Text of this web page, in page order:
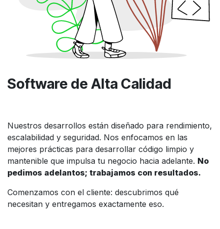
Software de Alta Calidad
Nuestros desarrollos están diseñado para rendimiento,
escalabilidad y seguridad. Nos enfocamos en las
mejores prácticas para desarrollar código limpio y
mantenible que impulsa tu negocio hacia adelante. No
pedimos adelantos; trabajamos con resultados.
Comenzamos con el cliente: descubrimos qué
necesitan y entregamos exactamente eso.